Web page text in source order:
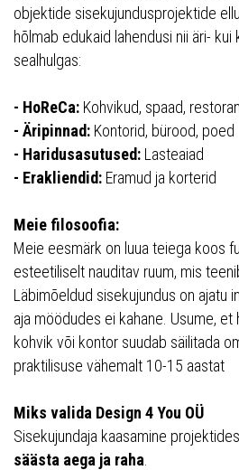
objektide sisekujundusprojektide
hõlmab edukaid lahendusi nii äri-
sealhulgas:
- HoReCa: Kohvikud, spaad,
- Äripinnad: Kontorid, bürood, poed
- Haridusasutused: Lasteaiad
- Erakliendid: Eramud ja korterid
Meie filosoofia:
Meie eesmärk on luua teiega koos
esteetiliselt nauditav ruum, mis
Läbimõeldud sisekujundus on ajatu
aja möödudes ei kahane. Usume, et
kohvik või kontor suudab säilitada
praktilisuse vähemalt 10-15 aastat
Miks valida Design 4 You OÜ
Sisekujundaja kaasamine
säästa aega ja raha